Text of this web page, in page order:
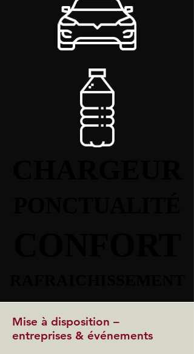
Mise à disposition –
entreprises & événements